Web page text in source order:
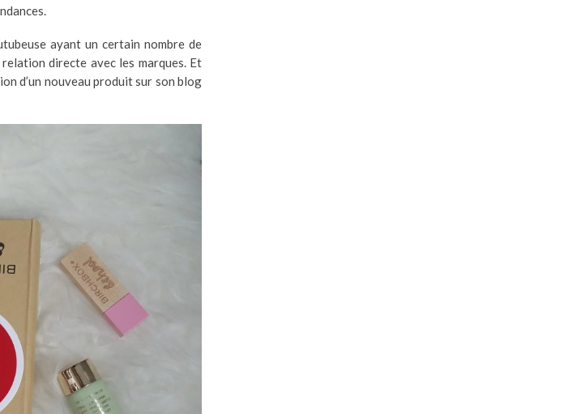
ayant un certain nombre de
directe avec les marques. Et
d’un nouveau produit sur son blog